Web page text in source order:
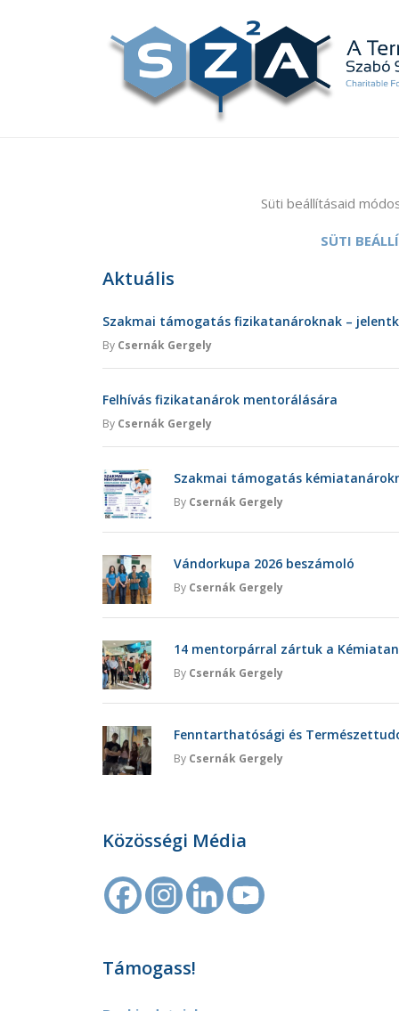
Süti beállításaid
SÜTI
Aktuális
Szakmai támogatás fizikatanároknak –
By Csernák Gergely
Felhívás fizikatanárok mentorálására
By Csernák Gergely
Szakmai támogatás
By Csernák Gergely
Vándorkupa 2026 beszámoló
By Csernák Gergely
14 mentorpárral zártuk a
By Csernák Gergely
Fenntarthatósági és
By Csernák Gergely
Közösségi Média
Támogass!